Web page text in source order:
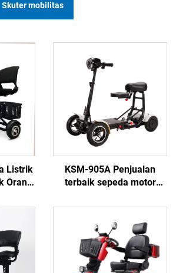
Skuter mobilitas
Listrik
Orang
KSM-905A Penjualan
terbaik sepeda motor
tua dan dewasa dengan
baterai lithium